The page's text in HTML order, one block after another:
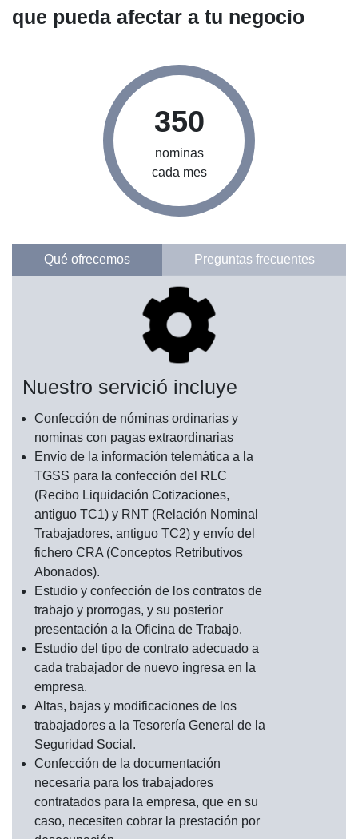
350
nominas
cada mes
que pueda afectar a tu negocio
Qué ofrecemos Preguntas frecuentes
Nuestro servició incluye
Confección de nóminas ordinarias y
nominas con pagas extraordinarias
Envío de la información telemática a la
TGSS para la confección del RLC
(Recibo Liquidación Cotizaciones,
antiguo TC1) y RNT (Relación Nominal
Trabajadores, antiguo TC2) y envío del
fichero CRA (Conceptos Retributivos
Abonados).
Estudio y confección de los contratos de
trabajo y prorrogas, y su posterior
presentación a la Oficina de Trabajo.
Estudio del tipo de contrato adecuado a
cada trabajador de nuevo ingresa en la
empresa.
Altas, bajas y modificaciones de los
trabajadores a la Tesorería General de la
Seguridad Social.
Confección de la documentación
necesaria para los trabajadores
contratados para la empresa, que en su
caso, necesiten cobrar la prestación por